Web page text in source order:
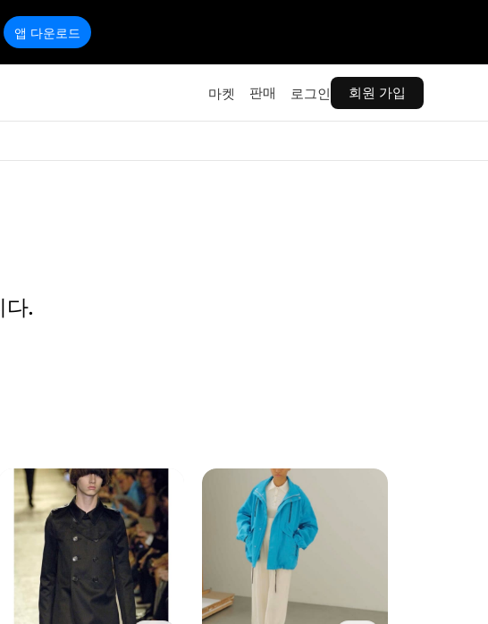
앱 다운로드
마켓 판매 로그인 회원 가입
다.